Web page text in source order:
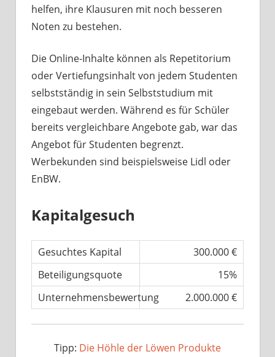
helfen, ihre Klausuren mit noch besseren
Noten zu bestehen.
Die Online-Inhalte können als Repetitorium
oder Vertiefungsinhalt von jedem Studenten
selbstständig in sein Selbststudium mit
eingebaut werden. Während es für Schüler
bereits vergleichbare Angebote gab, war das
Angebot für Studenten begrenzt.
Werbekunden sind beispielsweise Lidl oder
EnBW.
Kapitalgesuch
Gesuchtes Kapital
300.000 €
Beteiligungsquote
15%
Unternehmensbewertung
2.000.000 €
Tipp: Die Höhle der Löwen Produkte